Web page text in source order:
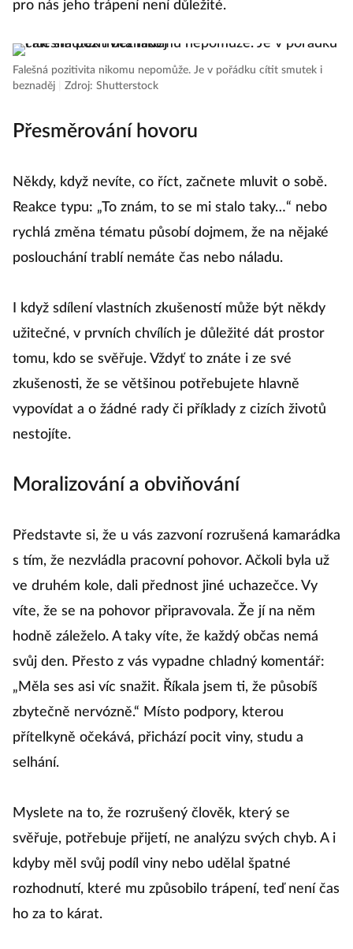
pro nás jeho trápení není důležité.
Falešná pozitivita nikomu nepomůže. Je v pořádku cítit smutek i
beznaděj
Zdroj: Shutterstock
Přesměrování hovoru
Někdy, když nevíte, co říct, začnete mluvit o sobě.
Reakce typu: „To znám, to se mi stalo taky…“ nebo
rychlá změna tématu působí dojmem, že na nějaké
poslouchání trablí nemáte čas nebo náladu.
I když sdílení vlastních zkušeností může být někdy
užitečné, v prvních chvílích je důležité dát prostor
tomu, kdo se svěřuje. Vždyť to znáte i ze své
zkušenosti, že se většinou potřebujete hlavně
vypovídat a o žádné rady či příklady z cizích životů
nestojíte.
Moralizování a obviňování
Představte si, že u vás zazvoní rozrušená kamarádka
s tím, že nezvládla pracovní pohovor. Ačkoli byla už
ve druhém kole, dali přednost jiné uchazečce. Vy
víte, že se na pohovor připravovala. Že jí na něm
hodně záleželo. A taky víte, že každý občas nemá
svůj den. Přesto z vás vypadne chladný komentář:
„Měla ses asi víc snažit. Říkala jsem ti, že působíš
zbytečně nervózně.“ Místo podpory, kterou
přítelkyně očekává, přichází pocit viny, studu a
selhání.
Myslete na to, že rozrušený člověk, který se
svěřuje, potřebuje přijetí, ne analýzu svých chyb. A i
kdyby měl svůj podíl viny nebo udělal špatné
rozhodnutí, které mu způsobilo trápení, teď není čas
ho za to kárat.